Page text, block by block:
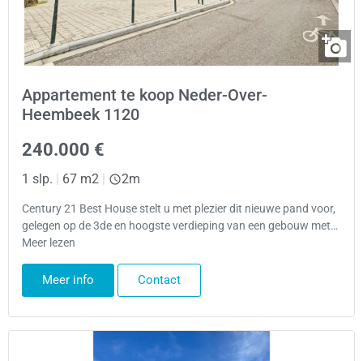
Appartement te koop Neder-Over-
Heembeek 1120
240.000 €
1 slp. | 67 m2 | 2m
Century 21 Best House stelt u met plezier dit nieuwe pand voor,
gelegen op de 3de en hoogste verdieping van een gebouw met…
Meer lezen
Meer info Contact